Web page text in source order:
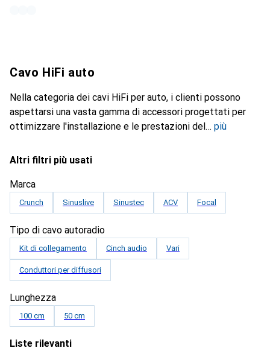
Cavo HiFi auto
Nella categoria dei cavi HiFi per auto, i clienti possono
aspettarsi una vasta gamma di accessori progettati per
ottimizzare l'installazione e le prestazioni del
più
Altri filtri più usati
Marca
Crunch Sinuslive Sinustec ACV Focal
Tipo di cavo autoradio
Kit di collegamento Cinch audio Vari
Conduttori per diffusori
Lunghezza
100 cm 50 cm
Liste rilevanti